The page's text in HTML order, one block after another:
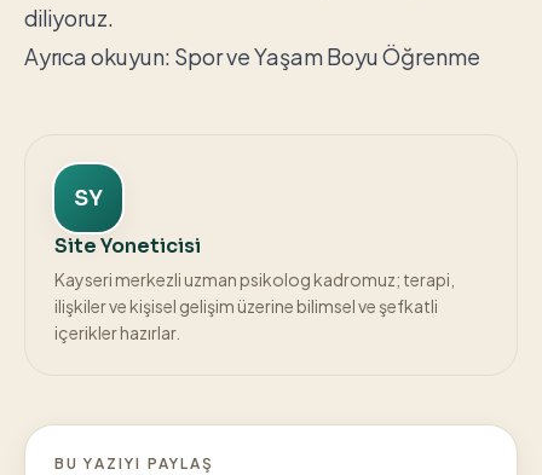
diliyoruz.
Ayrıca okuyun: Spor ve Yaşam Boyu Öğrenme
SY
Site Yoneticisi
Kayseri merkezli uzman psikolog kadromuz; terapi,
ilişkiler ve kişisel gelişim üzerine bilimsel ve şefkatli
içerikler hazırlar.
BU YAZIYI PAYLAŞ